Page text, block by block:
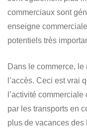
commerciaux sont
enseigne
potentiels très
Dans le commerce, le
l’accès. Ceci est vrai
l’activité
par les transports en
plus de vacances des